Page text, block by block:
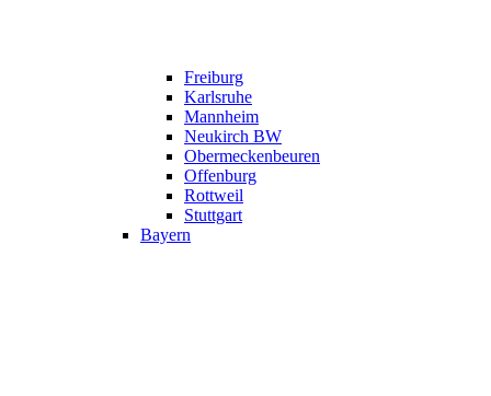
Freiburg
Karlsruhe
Mannheim
Neukirch BW
Obermeckenbeuren
Offenburg
Rottweil
Stuttgart
Bayern